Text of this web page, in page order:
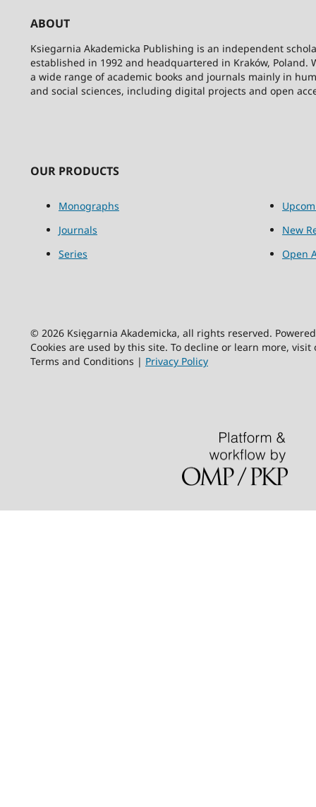
ABOUT
Ksiegarnia Akademicka Publishing is an independent
established in 1992 and headquartered in Kraków, Poland.
a wide range of academic books and journals mainly in
and social sciences, including digital projects and open
OUR PRODUCTS
Monographs
Journals
Series
New
Open
© 2026 Księgarnia Akademicka, all rights reserved.
Cookies are used by this site. To decline or learn more,
Terms and Conditions | Privacy Policy